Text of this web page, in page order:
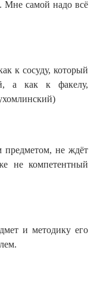
Мне самой надо всё
к сосуду, который
а как к факелу,
предметом, не ждёт
не компетентный
и методику его